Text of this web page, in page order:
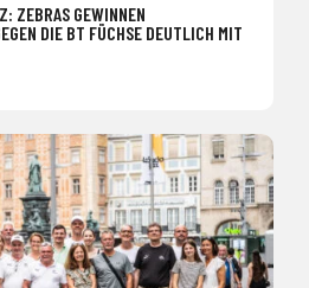
ZEBRAS GEWINNEN
DIE BT FÜCHSE DEUTLICH MIT